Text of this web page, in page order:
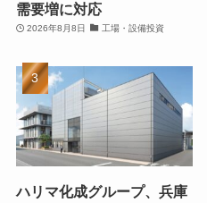
需要増に対応
2026年8月8日 工場・設備投資
ハリマ化成グループ、兵庫